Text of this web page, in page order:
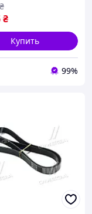
₴
₴
Купить
99%